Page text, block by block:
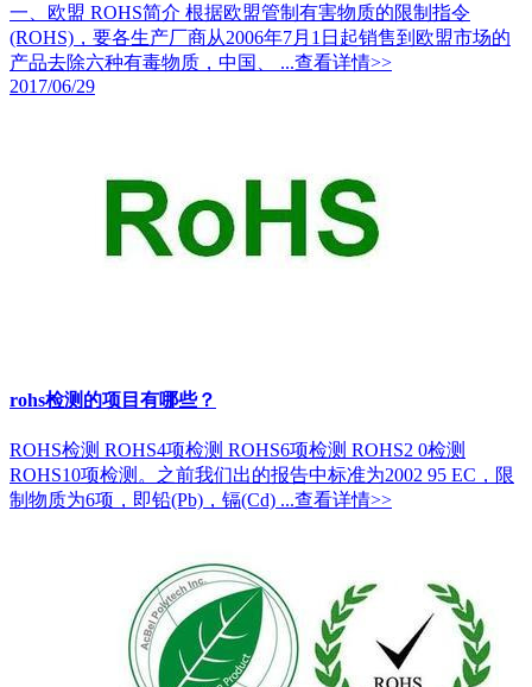
一、欧盟 ROHS简介 根据欧盟管制有害物质的限制指令
(ROHS)，要各生产厂商从2006年7月1日起销售到欧盟市场的
产品去除六种有毒物质，中国、 ...查看详情>>
2017/06/29
rohs检测的项目有哪些？
ROHS检测 ROHS4项检测 ROHS6项检测 ROHS2 0检测
ROHS10项检测。之前我们出的报告中标准为2002 95 EC，限
制物质为6项，即铅(Pb)，镉(Cd) ...查看详情>>